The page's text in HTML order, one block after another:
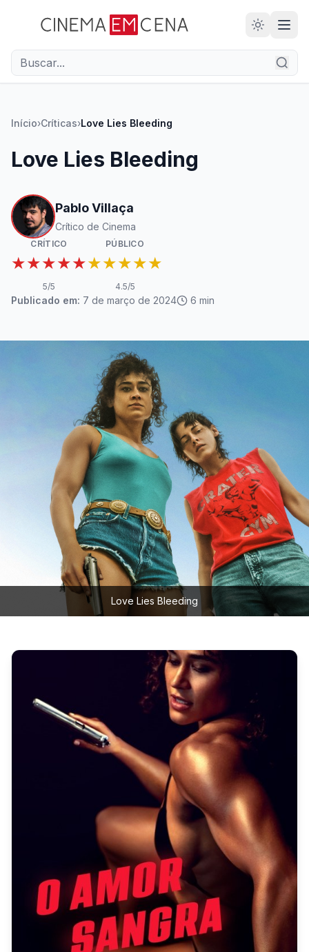
Início›Críticas›Love Lies Bleeding
Love Lies Bleeding
Pablo Villaça
Crítico de Cinema
CRÍTICO
★★★★★
5/5
PÚBLICO
★★★★★
4.5/5
Publicado em: 7 de março de 2024 6 min
Love Lies Bleeding